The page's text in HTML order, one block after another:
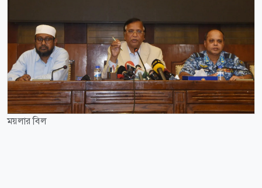
ময়লার বিল